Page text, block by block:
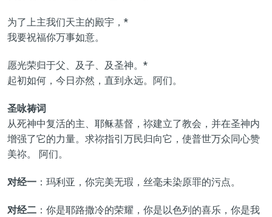
为了上主我们天主的殿宇，*
我要祝福你万事如意。
愿光荣归于父、及子、及圣神。*
起初如何，今日亦然，直到永远。阿们。
圣咏祷词
从死神中复活的主、耶稣基督，祢建立了教会，并在圣神内
增强了它的力量。求祢指引万民归向它，使普世万众同心赞
美祢。 阿们。
对经一：玛利亚，你完美无瑕，丝毫未染原罪的污点。
对经二：你是耶路撒冷的荣耀，你是以色列的喜乐，你是我